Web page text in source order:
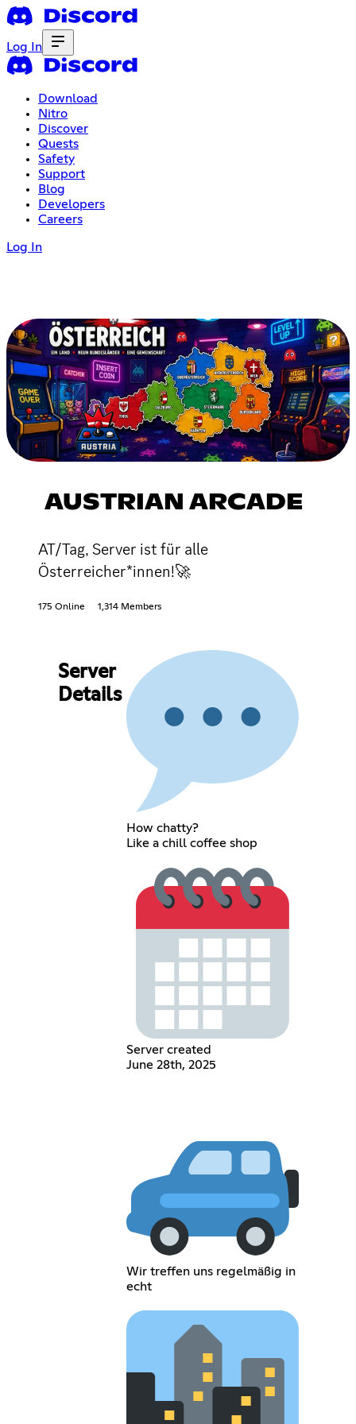
Log In
Download
Nitro
Discover
Quests
Safety
Support
Blog
Developers
Careers
Log In
AUSTRIAN ARCADE
AT/Tag, Server ist für alle
Österreicher*innen!🚀
175 Online 1,314 Members
Server
Details
How chatty?
Like a chill coffee shop
Server created
June 28th, 2025
Wir treffen uns regelmäßig in
echt